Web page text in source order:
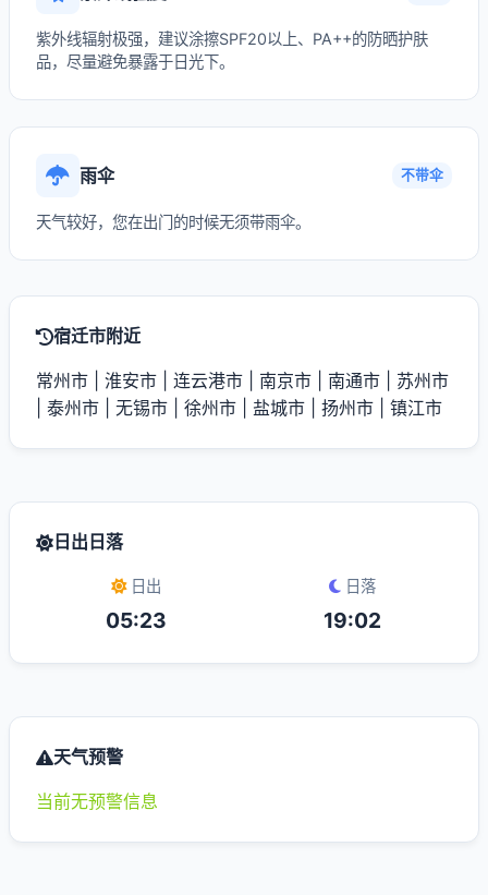
紫外线辐射极强，建议涂擦SPF20以上、PA++的防晒护肤
品，尽量避免暴露于日光下。
雨伞 不带伞
天气较好，您在出门的时候无须带雨伞。
宿迁市附近
常州市 淮安市 连云港市 南京市 南通市
苏州市
泰州市 无锡市 徐州市 盐城市 扬州市 镇江市
日出日落
日出
05:23
日落
19:02
天气预警
当前无预警信息